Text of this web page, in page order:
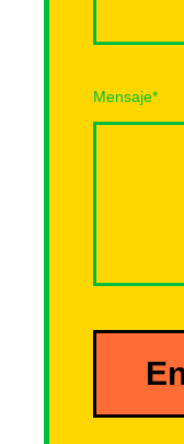
Mensaje*